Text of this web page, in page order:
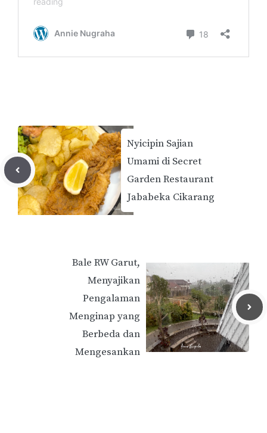
Nyicipin Sajian
Umami di Secret
Garden Restaurant
Jababeka Cikarang
Bale RW Garut,
Menyajikan
Pengalaman
Menginap yang
Berbeda dan
Mengesankan